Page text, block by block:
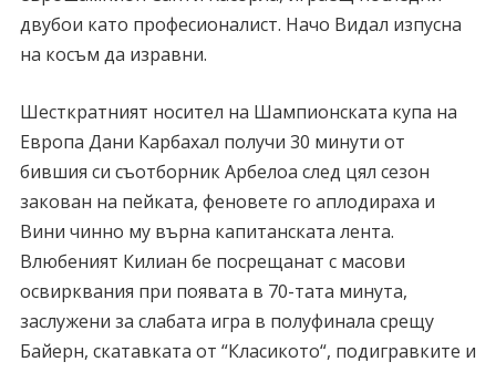
двубои като професионалист. Начо Видал изпусна
на косъм да изравни.
Шесткратният носител на Шампионската купа на
Европа Дани Карбахал получи 30 минути от
бившия си съотборник Арбелоа след цял сезон
закован на пейката, феновете го аплодираха и
Вини чинно му върна капитанската лента.
Влюбеният Килиан бе посрещанат с масови
освирквания при появата в 70-тата минута,
заслужени за слабата игра в полуфинала срещу
Байерн, скатавката от “Класикото“, подигравките и